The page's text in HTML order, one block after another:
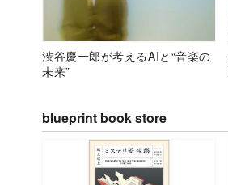
渋谷慶一郎が考えるAIと“音楽の
未来”
blueprint book store